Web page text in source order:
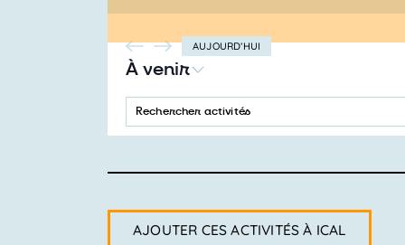
AUJOURD’HUI
À venir
LA
DATE
Recherche
de
SAISIR
MOT-
CLÉ.
CLÉ.
AJOUTER CES ACTIVITÉS À ICAL